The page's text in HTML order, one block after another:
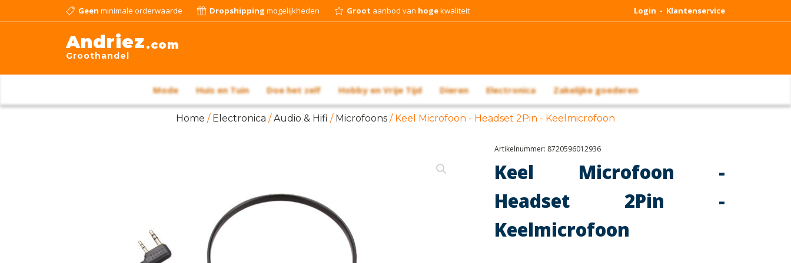
Geen minimale orderwaarde Dropshipping mogelijkheden Groot aanbod van hogekwaliteit Login - Klantenservice
Andriez.com
Groothandel
Mode Huis en Tuin Doe het zelf Hobby en Vrije Tijd Dieren Electronica Zakelijke goederen
Home / Electronica /Audio & Hifi / Microfoons / Keel Microfoon - Headset 2Pin - Keelmicrofoon
Artikelnummer: 8720596012936
Keel Microfoon -
Headset 2Pin -
Keelmicrofoon